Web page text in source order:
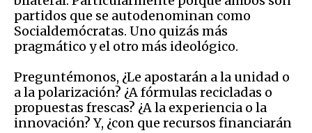
partidos que se autodenominan como
Socialdemócratas. Uno quizás más
pragmático y el otro más ideológico.
Preguntémonos, ¿Le apostarán a la unidad o
a la polarización? ¿A fórmulas recicladas o
propuestas frescas? ¿A la experiencia o la
innovación? Y, ¿con que recursos financiarán